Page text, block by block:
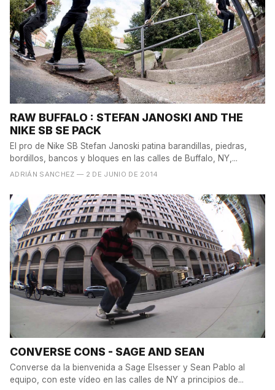
RAW BUFFALO : STEFAN JANOSKI AND THE
NIKE SB SE PACK
El pro de Nike SB Stefan Janoski patina barandillas, piedras,
bordillos, bancos y bloques en las calles de Buffalo, NY,...
ADRIÁN SANCHEZ — 2 DE JUNIO DE 2014
CONVERSE CONS - SAGE AND SEAN
Converse da la bienvenida a Sage Elsesser y Sean Pablo al
equipo, con este vídeo en las calles de NY a principios de...